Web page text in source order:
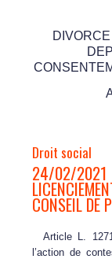
Droit social
24/02/2021
CONSEIL DE
Article L.
l’action de